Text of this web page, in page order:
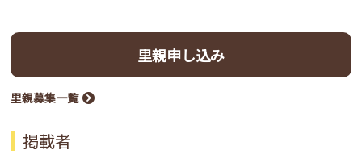
里親申し込み
里親募集一覧
掲載者